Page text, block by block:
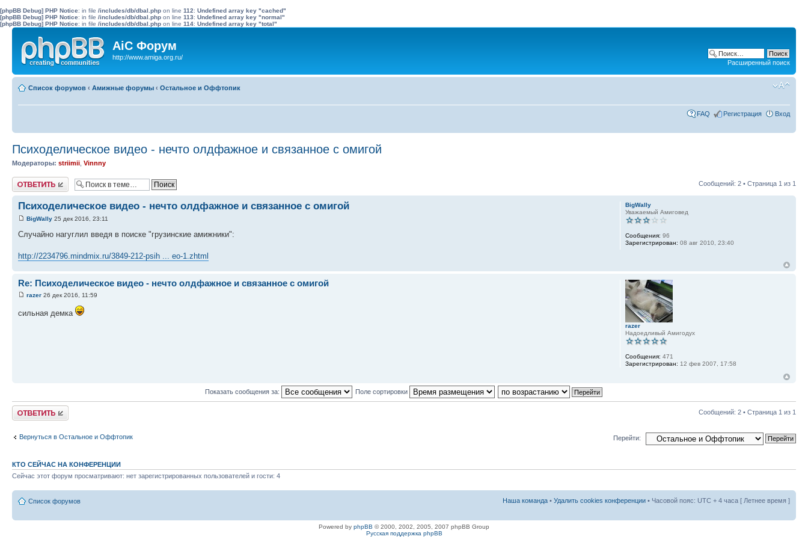
[phpBB Debug] PHP Notice: in file /includes/db/dbal.php on line 112: Undefined array key "cached"
[phpBB Debug] PHP Notice: in file /includes/db/dbal.php on line 113: Undefined array key "normal"
[phpBB Debug] PHP Notice: in file /includes/db/dbal.php on line 114: Undefined array key "total"
AiC Форум
http://www.amiga.org.ru/
Расширенный поиск
Список форумов ‹ Амижные форумы ‹ Остальное и Оффтопик
FAQ Регистрация Вход
Психоделическое видео - нечто олдфажное и связанное с омигой
Модераторы: striimii Vinnny
Ответить Сообщений: 2 • Страница 1 из 1
Психоделическое видео - нечто олдфажное и связанное с омигой
BigWally 25 дек 2016, 23:11
Cлучайно нагуглил введя в поиске "грузинские амижники":
http://2234796.mindmix.ru/3849-212-psih ... eo-1.zhtml
BigWally
Уважаемый Амиговед
Сообщения: 96
Зарегистрирован: 08 авг 2010, 23:40
Re: Психоделическое видео - нечто олдфажное и связанное с омигой
razer 26 дек 2016, 11:59
сильная демка
razer
Надоедливый Амигодух
Сообщения: 471
Зарегистрирован: 12 фев 2007, 17:58
Показать сообщения за: Поле сортировки
Ответить Сообщений: 2 • Страница 1 из 1
Вернуться в Остальное и Оффтопик Перейти:
КТО СЕЙЧАС НА КОНФЕРЕНЦИИ
Сейчас этот форум просматривают: нет зарегистрированных пользователей и гости: 4
Список форумов Наша команда • Удалить cookies конференции • Часовой пояс: UTC + 4 часа [ Летнее время ]
Powered by phpBB © 2000, 2002, 2005, 2007 phpBB Group
Русская поддержка phpBB